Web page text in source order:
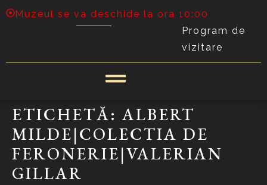
Muzeul se va deschide la ora 10:00
Program de
vizitare
ETICHETĂ:ALBERT
MILDE|COLECTIA DE
FERONERIE|VALERIAN
GILLAR